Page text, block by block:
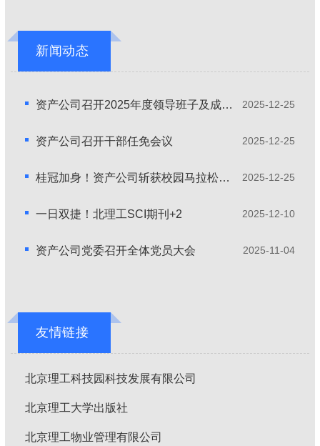
新闻动态
2025-12-25
资产公司召开2025年度领导班子及成员述职述廉会
2025-12-25
资产公司召开干部任免会议
2025-12-25
桂冠加身！资产公司斩获校园马拉松团跑一等奖
2025-12-10
一日双捷！北理工SCI期刊+2
2025-11-04
资产公司党委召开全体党员大会
友情链接
北京理工科技园科技发展有限公司
北京理工大学出版社
北京理工物业管理有限公司